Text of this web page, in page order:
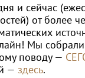
и сейчас
от более
Мы собрали
поводу —
— здесь.